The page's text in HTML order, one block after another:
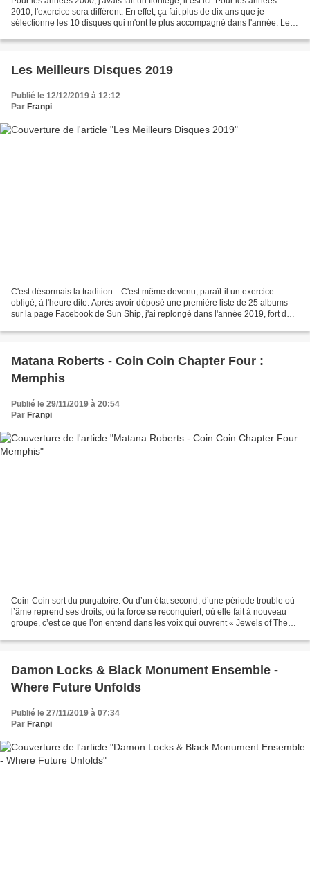
2010, l'exercice sera différent. En effet, ça fait plus de dix ans que je
sélectionne les 10 disques qui m'ont le plus accompagné dans l'année. Le
Les Meilleurs Disques 2019
Publié le 12/12/2019 à 12:12
Par Franpi
C'est désormais la tradition... C'est même devenu, paraît-il un exercice
obligé, à l'heure dite. Après avoir déposé une première liste de 25 albums
sur la page Facebook de Sun Ship, j'ai replongé dans l'année 2019, fort de
Matana Roberts - Coin Coin Chapter Four :
Memphis
Publié le 29/11/2019 à 20:54
Par Franpi
Coin-Coin sort du purgatoire. Ou d’un état second, d’une période trouble où
l’âme reprend ses droits, où la force se reconquiert, où elle fait à nouveau
groupe, c’est ce que l’on entend dans les voix qui ouvrent « Jewels of The
Damon Locks & Black Monument Ensemble -
Where Future Unfolds
Publié le 27/11/2019 à 07:34
Par Franpi